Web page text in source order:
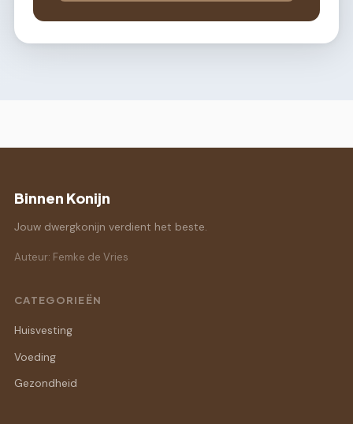
Binnen Konijn
Jouw dwergkonijn verdient het beste.
Auteur: Femke de Vries
CATEGORIEËN
Huisvesting
Voeding
Gezondheid